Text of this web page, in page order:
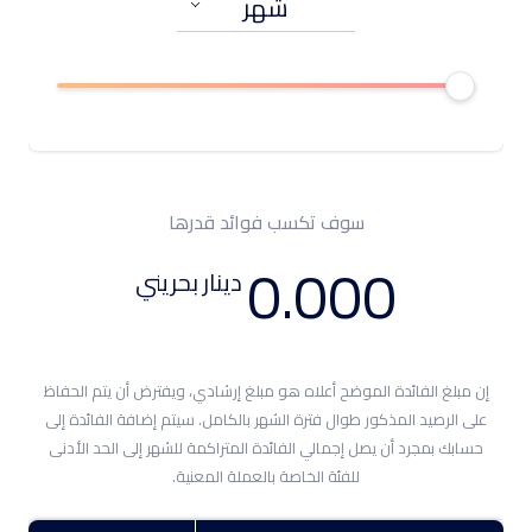
سوف تكسب فوائد قدرها
0.000دينار بحريني
إن مبلغ الفائدة الموضح أعلاه هو مبلغ إرشادي، ويفترض أن يتم الحفاظ
على الرصيد المذكور طوال فترة الشهر بالكامل. سيتم إضافة الفائدة إلى
حسابك بمجرد أن يصل إجمالي الفائدة المتراكمة للشهر إلى الحد الأدنى
للفئة الخاصة بالعملة المعنية.
سوف تكسب فوائد قدرها
0.002دينار بحريني
إن مبلغ الفائدة الموضح أعلاه هو مبلغ إرشادي، ويفترض أن يتم الحفاظ
على الرصيد المذكور طوال فترة الشهر بالكامل. سيتم إضافة الفائدة إلى
حسابك بمجرد أن يصل إجمالي الفائدة المتراكمة للشهر إلى الحد الأدنى
للفئة الخاصة بالعملة المعنية.